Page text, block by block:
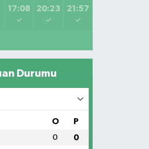
17:08 20:23 21:57
Durumu
O P
0 0